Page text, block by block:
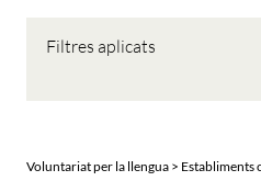
Filtres aplicats
Voluntariat per la llengua > Establiments